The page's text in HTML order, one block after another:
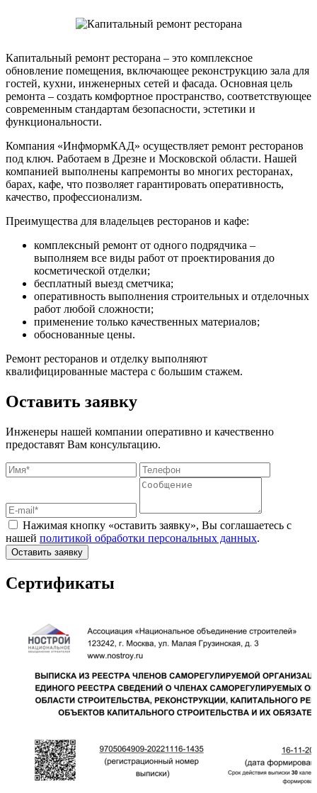
Капитальный ремонт ресторана – это комплексное
обновление помещения, включающее реконструкцию зала для
гостей, кухни, инженерных сетей и фасада. Основная цель
ремонта – создать комфортное пространство, соответствующее
современным стандартам безопасности, эстетики и
функциональности.
Компания «ИнфмормКАД» осуществляет ремонт ресторанов
под ключ. Работаем в Дрезне и Московской области. Нашей
компанией выполнены капремонты во многих ресторанах,
барах, кафе, что позволяет гарантировать оперативность,
качество, профессионализм.
Преимущества для владельцев ресторанов и кафе:
комплексный ремонт от одного подрядчика –
выполняем все виды работ от проектирования до
косметической отделки;
бесплатный выезд сметчика;
оперативность выполнения строительных и отделочных
работ любой сложности;
применение только качественных материалов;
обоснованные цены.
Ремонт ресторанов и отделку выполняют
квалифицированные мастера с большим стажем.
Оставить заявку
Инженеры нашей компании оперативно и качественно
предоставят Вам консультацию.
Нажимая кнопку «оставить заявку», Вы соглашаетесь с
нашей политикой обработки персональных данных.
Оставить заявку
Сертификаты